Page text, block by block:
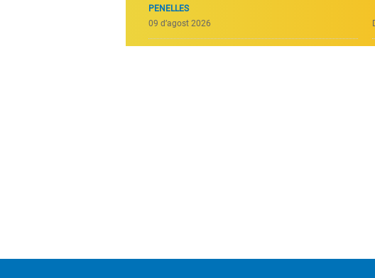
PENELLES
09 d’agost 2026